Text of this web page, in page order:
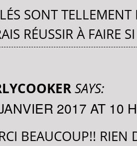
SONT
RÉUSSIR À FAIRE
SAYS:
2017 AT 10
BEAUCOUP!! RIEN